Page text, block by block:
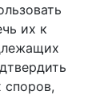
их к
споров,